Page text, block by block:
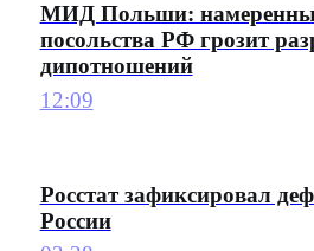
МИД Польши:
посольства РФ грозит
дипотношений
12:09
Росстат зафиксировал
России